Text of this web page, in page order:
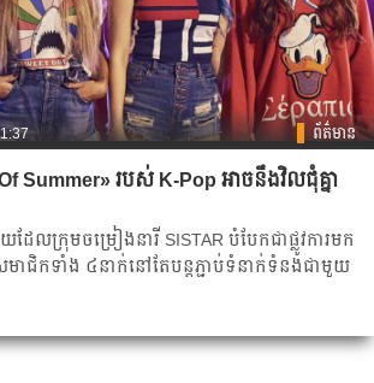
ព័ត៌មាន
Summer» របស់ K-Pop អាចនឹងវិលជុំគ្នា
ែល​ក្រុម​ចម្រៀង​នារី SISTAR បំបែក​ជា​ផ្លូវការមក​
ាជិក​ទាំង ៤​នាក់​នៅ​តែ​បន្ត​ភ្ជាប់ទំនាក់ទំនងជាមួយ​